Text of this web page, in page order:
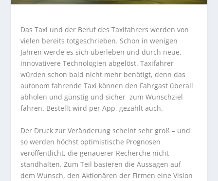
Das Taxi und der Beruf des Taxifahrers werden von
vielen bereits totgeschrieben. Schon in wenigen
Jahren werde es sich überleben und durch neue,
innovativere Technologien abgelöst. Taxifahrer
würden schon bald nicht mehr benötigt, denn das
autonom fahrende Taxi können den Fahrgast überall
abholen und günstig und sicher zum Wunschziel
fahren. Bestellt wird per App, gezahlt auch.
Der Druck zur Veränderung scheint sehr groß – und
so werden höchst optimistische Prognosen
veröffentlicht, die genauerer Recherche nicht
standhalten. Zum Teil basieren die Aussagen auf
dem Wunsch, den Aktionären der Firmen eine Vision